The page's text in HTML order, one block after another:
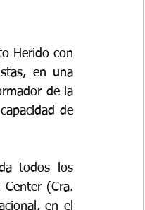
Herido con
en una
de la
de
todos los
(Cra.
en el